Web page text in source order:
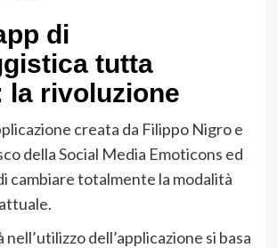
di
tutta
la rivoluzione
creata da Filippo Nigro e
della Social Media Emoticons ed
cambiare totalmente la modalità
dell’applicazione si basa